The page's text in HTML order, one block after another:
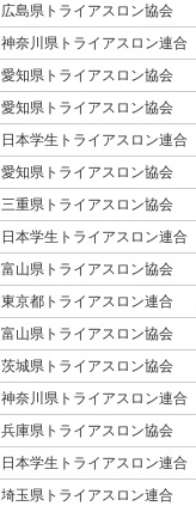
広島県トライアスロン協会
神奈川県トライアスロン連合
愛知県トライアスロン協会
愛知県トライアスロン協会
日本学生トライアスロン連合
愛知県トライアスロン協会
三重県トライアスロン協会
日本学生トライアスロン連合
富山県トライアスロン協会
東京都トライアスロン連合
富山県トライアスロン協会
茨城県トライアスロン協会
神奈川県トライアスロン連合
兵庫県トライアスロン協会
日本学生トライアスロン連合
埼玉県トライアスロン連合